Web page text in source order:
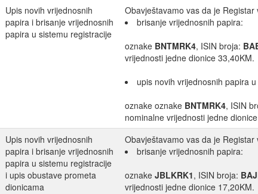
Upis novih vrijednosnih
papira i brisanje vrijednosnih
papira u sistemu registracije
Obavještavamo vas da je
brisanje vrijednosnih papira:
oznake BNTMRK4, ISIN broja:
vrijednosti jedne dionice 33,40KM.
upis novih vrijednosnih papira
oznake oznake BNTMRK4, ISIN
nominalne vrijednosti jedne
Upis novih vrijednosnih
papira i brisanje vrijednosnih
papira u sistemu registracije
i upis obustave prometa
dionicama
Obavještavamo vas da je
brisanje vrijednosnih papira:
oznake JBLKRK1, ISIN broja:
vrijednosti jedne dionice 17,20KM.